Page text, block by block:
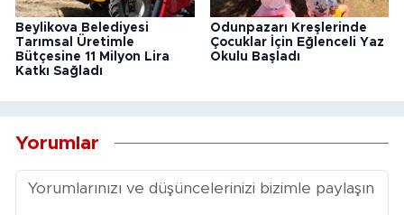
Beylikova Belediyesi
Tarımsal Üretimle
Bütçesine 11 Milyon Lira
Katkı Sağladı
Odunpazarı Kreşlerinde
Çocuklar İçin Eğlenceli Yaz
Okulu Başladı
Yorumlar